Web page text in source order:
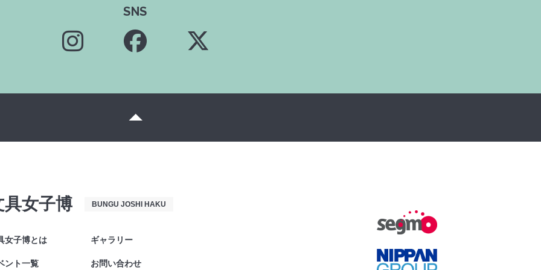
SNS
具女子博 BUNGU JOSHI HAKU
女子博とは
ント一覧
ギャラリー
お問い合わせ